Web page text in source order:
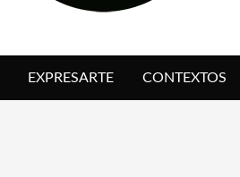
EXVITA INTERPRETANDO A SERRAT
EXPRESARTE CONTEXTOS